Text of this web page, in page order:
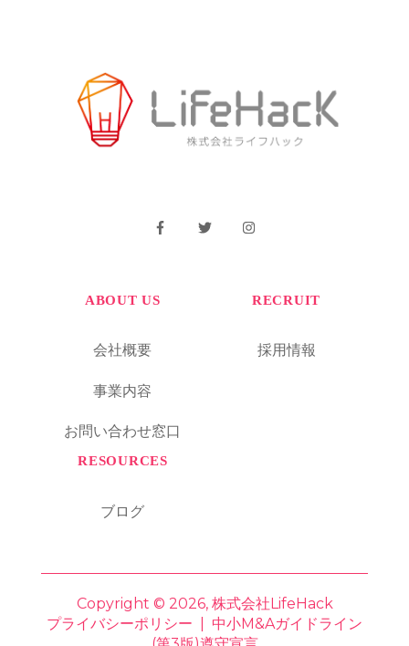
ABOUT US
会社概要
事業内容
お問い合わせ窓口
RECRUIT
採用情報
RESOURCES
ブログ
Copyright © 2026, 株式会社LifeHack
プライバシーポリシー
中小M&Aガイドライン